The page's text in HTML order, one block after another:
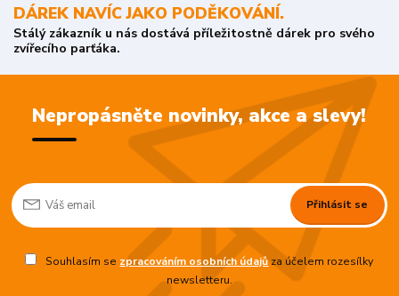
DÁREK NAVÍC JAKO PODĚKOVÁNÍ.
Stálý zákazník u nás dostává příležitostně dárek pro svého
zvířecího parťáka.
Nepropásněte novinky, akce a slevy!
Přihlásit se
Souhlasím se zpracováním osobních údajůza účelem rozesílky
newsletteru.